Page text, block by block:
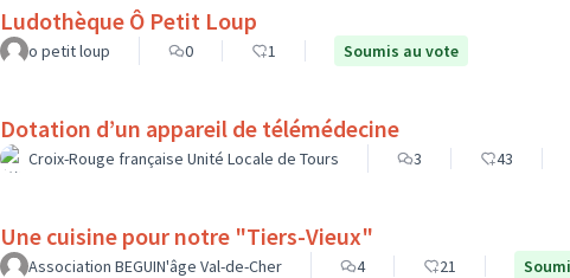
Ludothèque Ô Petit Loup
o petit loup 0 1 Soumis au vote
Dotation d’un appareil de télémédecine
Croix-Rouge française Unité Locale de Tours 3 43
Une cuisine pour notre "Tiers-Vieux"
Association BEGUIN'âge Val-de-Cher 4 21